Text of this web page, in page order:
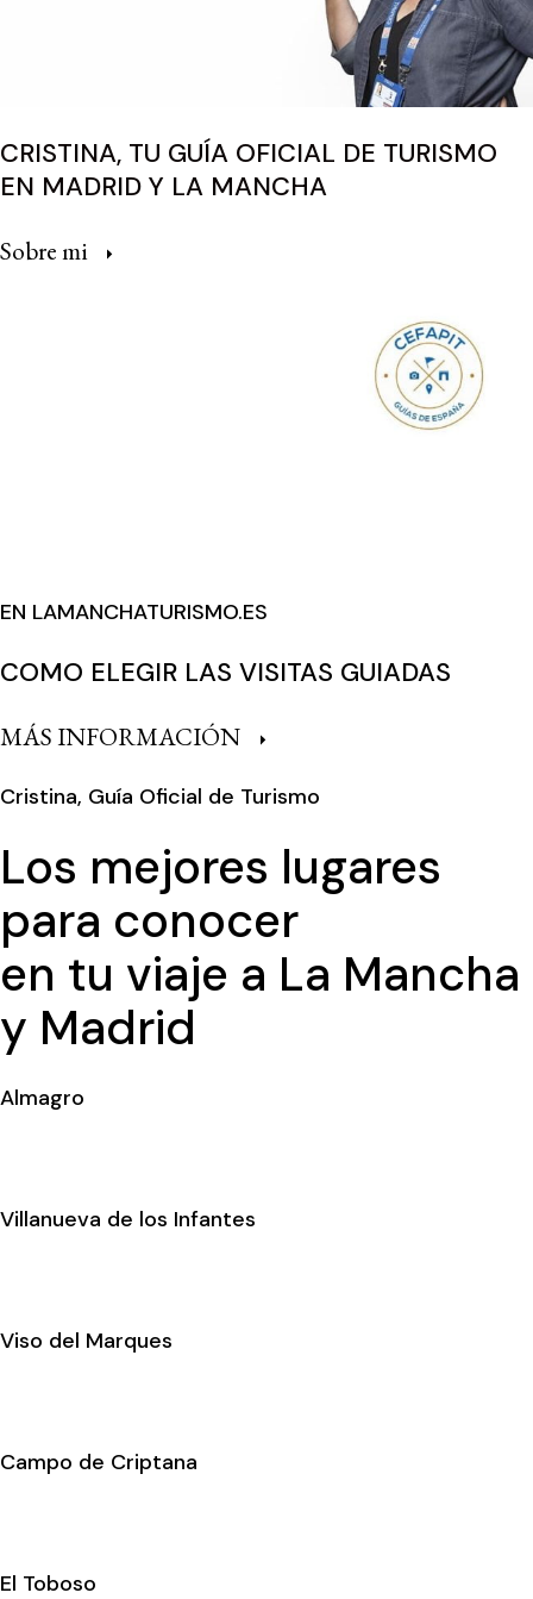
CRISTINA, TU GUÍA OFICIAL DE TURISMO
EN MADRID Y LA MANCHA
Sobre mi
EN LAMANCHATURISMO.ES
COMO ELEGIR LAS VISITAS GUIADAS
MÁS INFORMACIÓN
Cristina, Guía Oficial de Turismo
Los mejores lugares
para conocer
en tu viaje a La Mancha
y Madrid
Almagro
Villanueva de los Infantes
Viso del Marques
Campo de Criptana
El Toboso